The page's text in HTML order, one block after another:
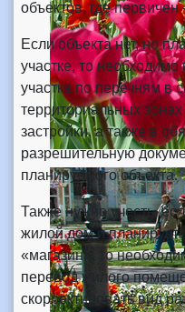
объектов, где первичен
Если объекта нет, но
участке, то
участка по перечням в
территориальных
застройки, а также в
разрешительную
планируемого объекта.
Также нужно учесть,
жилой дом и
«магазин», то
перевод жилого
скорректировать вид